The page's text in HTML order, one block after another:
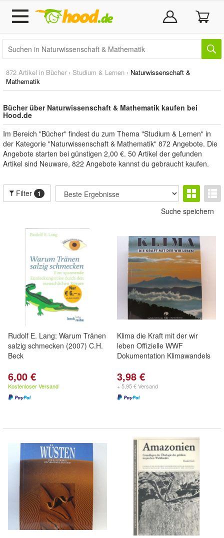
872 Artikel in Bücher › Studium & Lernen › Naturwissenschaft &
Mathematik
Bücher über Naturwissenschaft & Mathematik kaufen bei
Hood.de
Im Bereich "Bücher" findest du zum Thema "Studium & Lernen" in
der Kategorie "Naturwissenschaft & Mathematik" 872 Angebote. Die
Angebote starten bei günstigen 2,00 €. 50 Artikel der gefunden
Artikel sind Neuware, 822 Angebote kannst du gebraucht kaufen.
Filter 1
Suche speichern
Rudolf E. Lang: Warum Tränen
salzig schmecken (2007) C.H.
Beck
6,00 €
Kostenloser Versand
Klima die Kraft mit der wir
leben Offizielle WWF
Dokumentation Klimawandels
3,98 €
+ 5,95 € Versand